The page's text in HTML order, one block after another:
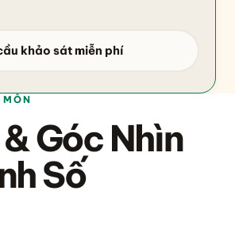
khảo sát miễn phí
Góc Nhìn
Số